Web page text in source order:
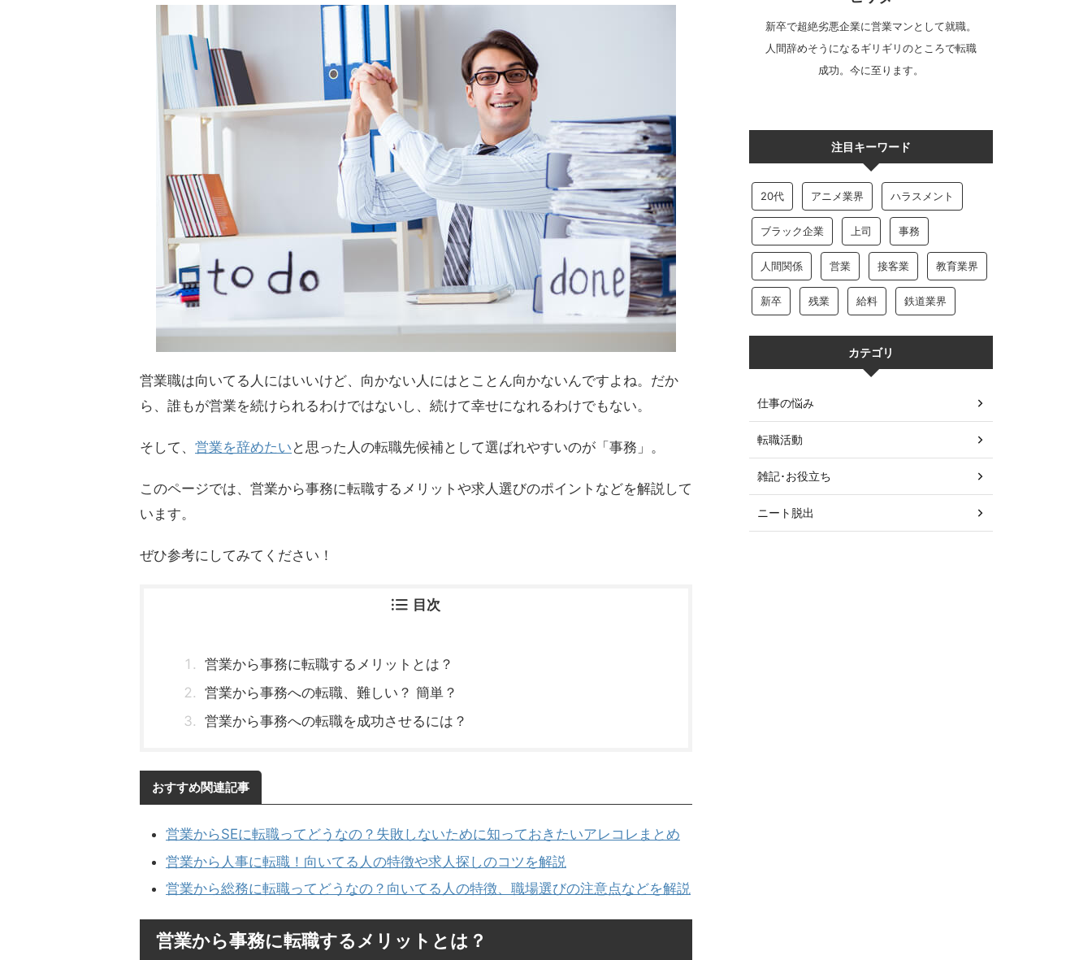
営業職は向いてる人にはいいけど、向かない人にはとことん向かないんですよね。だか
ら、誰もが営業を続けられるわけではないし、続けて幸せになれるわけでもない。
そして、 営業を辞めたい と思った人の転職先候補として選ばれやすいのが「事務」。
このページでは、営業から事務に転職するメリットや求人選びのポイントなどを解説して
います。
ぜひ参考にしてみてください！
目次
営業から事務に転職するメリットとは？
営業から事務への転職、難しい？ 簡単？
営業から事務への転職を成功させるには？
おすすめ関連記事
営業からSEに転職ってどうなの？失敗しないために知っておきたいアレコレまとめ
営業から人事に転職！向いてる人の特徴や求人探しのコツを解説
営業から総務に転職ってどうなの？向いてる人の特徴、職場選びの注意点などを解説
営業から事務に転職するメリットとは？
新卒で超絶劣悪企業に営業マンとして就職。
人間辞めそうになるギリギリのところで転職
成功。今に至ります。
注目キーワード
20代 アニメ業界 ハラスメント
ブラック企業 上司 事務
人間関係 営業 接客業 教育業界
新卒 残業 給料 鉄道業界
カテゴリ
仕事の悩み
転職活動
雑記･お役立ち
ニート脱出